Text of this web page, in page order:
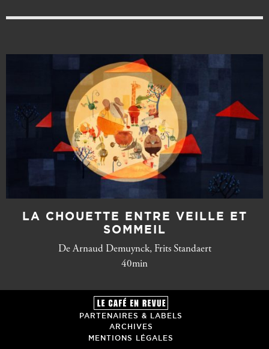
LA CHOUETTE ENTRE VEILLE ET
SOMMEIL
De Arnaud Demuynck, Frits Standaert
40min
PARTENAIRES & LABELS
ARCHIVES
MENTIONS LÉGALES